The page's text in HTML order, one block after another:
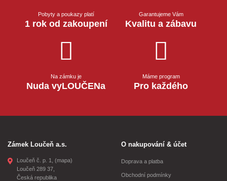
Pobyty a poukazy platí
1 rok od zakoupení
Garantujeme Vám
Kvalitu a zábavu
Na zámku je
Nuda vyLOUČENa
Máme program
Pro každého
Zámek Loučeň a.s.
Loučeň č. p. 1, (mapa)
Loučeň 289 37,
Česká republika
O nakupování & účet
Doprava a platba
Obchodní podmínky